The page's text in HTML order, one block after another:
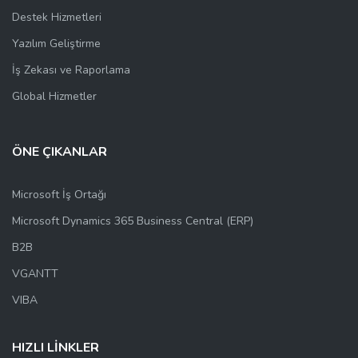
Destek Hizmetleri
Yazılım Geliştirme
İş Zekası ve Raporlama
Global Hizmetler
ÖNE ÇIKANLAR
Microsoft İş Ortağı
Microsoft Dynamics 365 Business Central (ERP)
B2B
VGANTT
VIBA
HIZLI LİNKLER